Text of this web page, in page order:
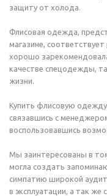
защиту от холода.
Флисовая одежда,
магазине,
хорошо
качестве спецодежды,
жизни.
Купить флисовую
связавшись с
воспользовавшись
Мы заинтересованы в
могла создать
симпатию широкой
в эксплуатации, а так